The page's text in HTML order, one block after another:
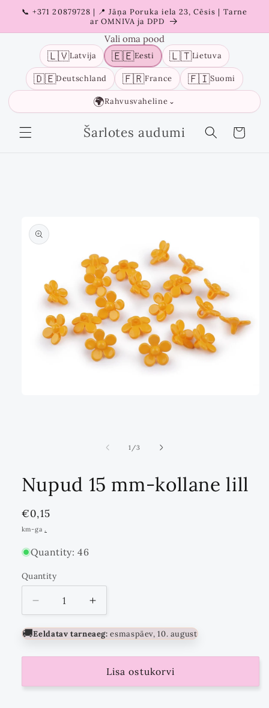
sisu
📞 +371 20879728 | 📍 Jāņa Poruka iela 23, Cēsis | Tarne
ar OMNIVA ja DPD
Vali oma pood
🇱🇻Latvija 🇪🇪Eesti 🇱🇹Lietuva
🇩🇪Deutschland 🇫🇷France 🇫🇮Suomi
🌍Rahvusvaheline ⌄
Šarlotes audumi Ostukorv
1 /ei
3
Nupud 15 mm-kollane lill
Standards
hind
€0,15
km-ga.
Quantity: 46
Quantity
Quantity
Vähenda
kogust
Suurenda
kogust
kuni
🚚Eeldatav tarneaeg:esmaspäev, 10. august
Lisa ostukorvi